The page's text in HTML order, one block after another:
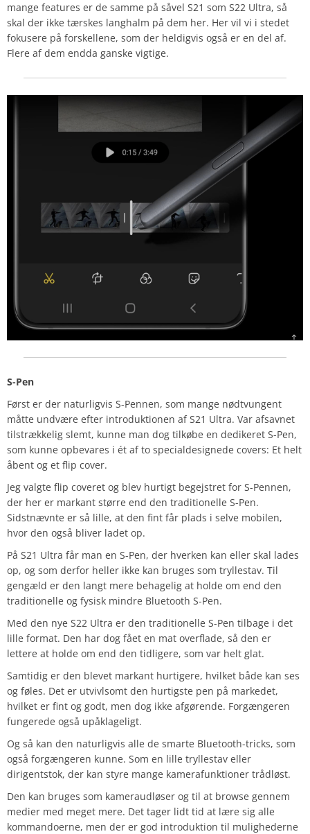
mange features er de samme på såvel S21 som S22 Ultra, så
skal der ikke tærskes langhalm på dem her. Her vil vi i stedet
fokusere på forskellene, som der heldigvis også er en del af.
Flere af dem endda ganske vigtige.
S-Pen
Først er der naturligvis S-Pennen, som mange nødtvungent
måtte undvære efter introduktionen af S21 Ultra. Var afsavnet
tilstrækkelig slemt, kunne man dog tilkøbe en dedikeret S-Pen,
som kunne opbevares i ét af to specialdesignede covers: Et helt
åbent og et flip cover.
Jeg valgte flip coveret og blev hurtigt begejstret for S-Pennen,
der her er markant større end den traditionelle S-Pen.
Sidstnævnte er så lille, at den fint får plads i selve mobilen,
hvor den også bliver ladet op.
På S21 Ultra får man en S-Pen, der hverken kan eller skal lades
op, og som derfor heller ikke kan bruges som tryllestav. Til
gengæld er den langt mere behagelig at holde om end den
traditionelle og fysisk mindre Bluetooth S-Pen.
Med den nye S22 Ultra er den traditionelle S-Pen tilbage i det
lille format. Den har dog fået en mat overflade, så den er
lettere at holde om end den tidligere, som var helt glat.
Samtidig er den blevet markant hurtigere, hvilket både kan ses
og føles. Det er utvivlsomt den hurtigste pen på markedet,
hvilket er fint og godt, men dog ikke afgørende. Forgængeren
fungerede også upåklageligt.
Og så kan den naturligvis alle de smarte Bluetooth-tricks, som
også forgængeren kunne. Som en lille tryllestav eller
dirigentstok, der kan styre mange kamerafunktioner trådløst.
Den kan bruges som kameraudløser og til at browse gennem
medier med meget mere. Det tager lidt tid at lære sig alle
kommandoerne, men der er god introduktion til mulighederne